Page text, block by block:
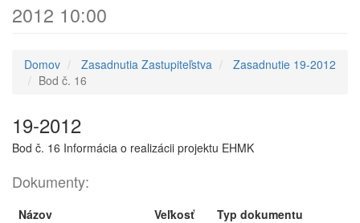
2012 10:00
Domov Zasadnutia Zastupiteľstva
Zasadnutie 19-2012
Bod č. 16
19-2012
Bod č. 16 Informácia o realizácii projektu EHMK
Dokumenty:
Názov Veľkosť
Typ dokumentu